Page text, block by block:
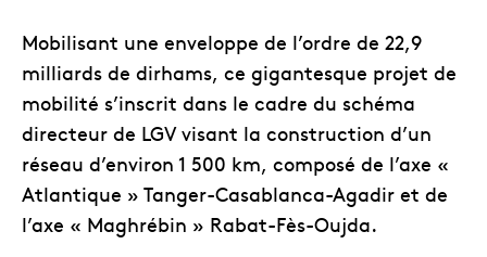
Mobilisant une enveloppe de l’ordre de 22,9
milliards de dirhams, ce gigantesque projet de
mobilité s’inscrit dans le cadre du schéma
directeur de LGV visant la construction d’un
réseau d’environ 1 500 km, composé de l’axe «
Atlantique » Tanger-Casablanca-Agadir et de
l’axe « Maghrébin » Rabat-Fès-Oujda.